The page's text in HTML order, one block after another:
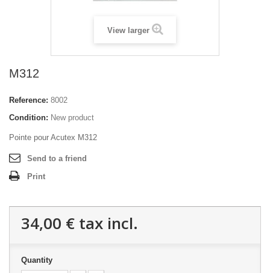
View larger
M312
Reference: 8002
Condition: New product
Pointe pour Acutex M312
Send to a friend
Print
34,00 € tax incl.
Quantity